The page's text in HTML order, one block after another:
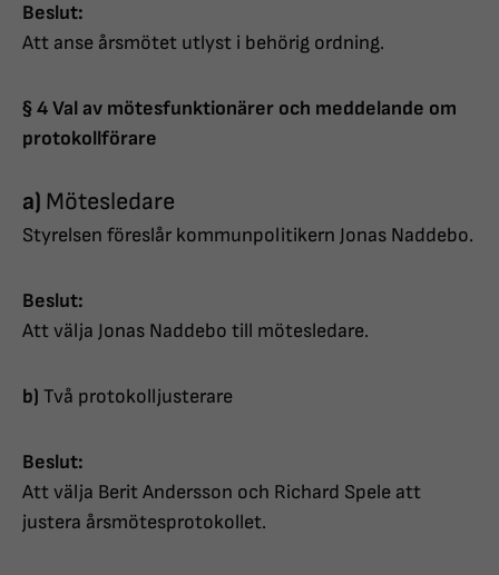
Beslut:
Att anse årsmötet utlyst i behörig ordning.
§ 4 Val av mötesfunktionärer och meddelande om
protokollförare
a) Mötesledare
Styrelsen föreslår kommunpolitikern Jonas Naddebo.
Beslut:
Att välja Jonas Naddebo till mötesledare.
b) Två protokolljusterare
Beslut:
Att välja Berit Andersson och Richard Spele att
justera årsmötesprotokollet.